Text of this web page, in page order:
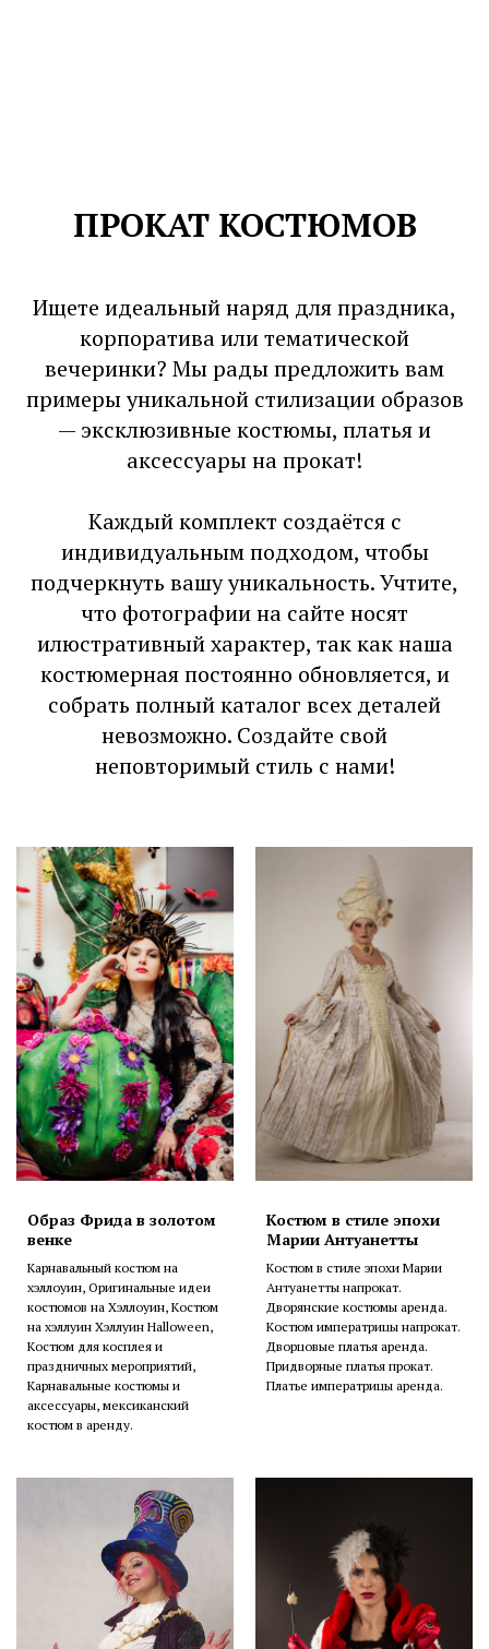
ПРОКАТ КОСТЮМОВ
Ищете идеальный наряд для праздника,
корпоратива или тематической
вечеринки? Мы рады предложить вам
примеры уникальной стилизации образов
— эксклюзивные костюмы, платья и
аксессуары на прокат!
Каждый комплект создаётся с
индивидуальным подходом, чтобы
подчеркнуть вашу уникальность. Учтите,
что фотографии на сайте носят
илюстративный характер, так как наша
костюмерная постоянно обновляется, и
собрать полный каталог всех деталей
невозможно. Создайте свой
неповторимый стиль с нами!
Образ Фрида в золотом
венке
Карнавальный костюм на
хэллоуин, Оригинальные идеи
костюмов на Хэллоуин, Костюм
на хэллуин Хэллуин Halloween,
Костюм для косплея и
праздничных мероприятий,
Карнавальные костюмы и
аксессуары, мексиканский
костюм в аренду.
Костюм в стиле эпохи
Марии Антуанетты
Костюм в стиле эпохи Марии
Антуанетты напрокат.
Дворянские костюмы аренда.
Костюм императрицы напрокат.
Дворцовые платья аренда.
Придворные платья прокат.
Платье императрицы аренда.